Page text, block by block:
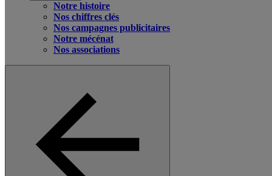
Notre histoire
Nos chiffres clés
Nos campagnes publicitaires
Notre mécénat
Nos associations